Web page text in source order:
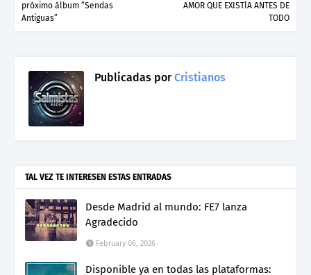
AMOR QUE EXISTÍA ANTES DE
TODO
próximo álbum “Sendas
Antiguas”
Publicadas porCristianos
TAL VEZ TE INTERESEN ESTAS ENTRADAS
Desde Madrid al mundo: FE7 lanza
Agradecido
February 06, 2026
Disponible ya en todas las plataformas: